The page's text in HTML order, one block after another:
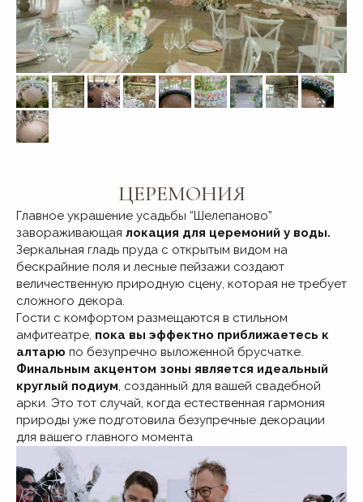
ЦЕРЕМОНИЯ
Главное украшение усадьбы “Шелепаново”
завораживающая локация для церемоний у воды.
Зеркальная гладь пруда с открытым видом на
бескрайние поля и лесные пейзажи создают
величественную природную сцену, которая не требует
сложного декора.
Гости с комфортом размещаются в стильном
амфитеатре, пока вы эффектно приближаетесь к
алтарю по безупречно выложенной брусчатке.
Финальным акцентом зоны является идеальный
круглый подиум, созданный для вашей свадебной
арки. Это тот случай, когда естественная гармония
природы уже подготовила безупречные декорации
для вашего главного момента
на ваше торжество и проведет процедуру
регистрации брака полностью официально.
Напишите нам, мы подробно расскажем какие
документы нужно подготовить и заключим
договор.
* Услуга платная, стоимость и подробности